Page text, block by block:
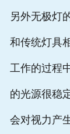
另外无极灯
和传统灯具
工作的过程
的光源很稳
会对视力产